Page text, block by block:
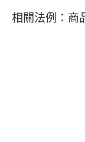
相關法例：商